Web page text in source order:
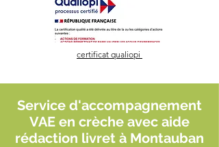
certificat qualiopi
Service d'accompagnement
VAE en crèche avec aide
rédaction livret à Montauban